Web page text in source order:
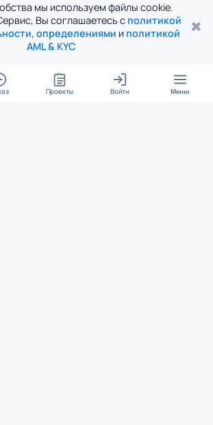
мы используем файлы cookie.
Вы соглашаетесь с политикой
, определениями и политикой
AML & KYC
✖
Проекты Войти Меню